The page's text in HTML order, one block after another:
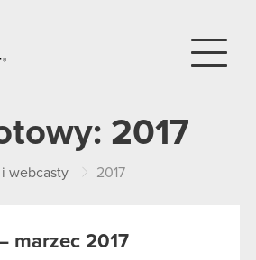
2017
webcasty 2017
marzec 2017